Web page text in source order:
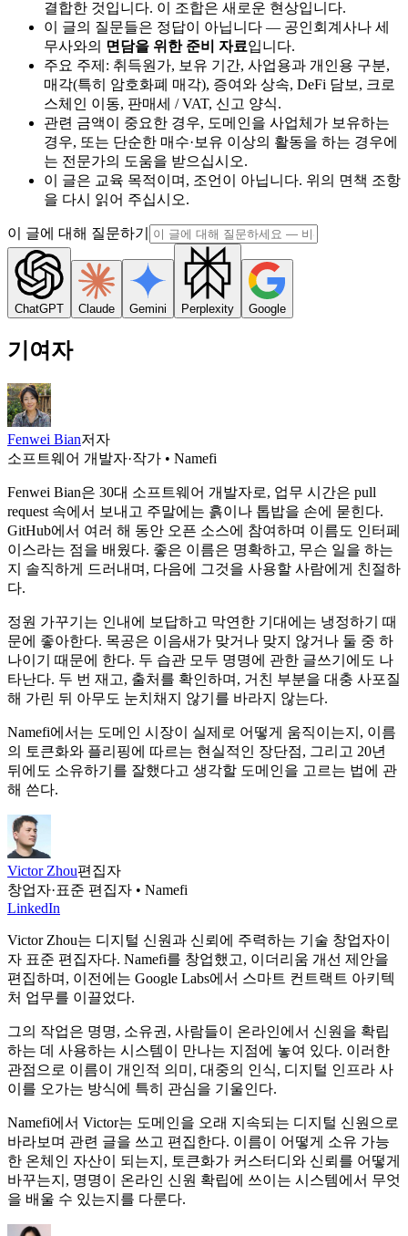
결합한 것입니다. 이 조합은 새로운 현상입니다.
이 글의 질문들은 정답이 아닙니다 — 공인회계사나 세
무사와의 면담을 위한 준비 자료입니다.
주요 주제: 취득원가, 보유 기간, 사업용과 개인용 구분,
매각(특히 암호화폐 매각), 증여와 상속, DeFi 담보, 크로
스체인 이동, 판매세 / VAT, 신고 양식.
관련 금액이 중요한 경우, 도메인을 사업체가 보유하는
경우, 또는 단순한 매수·보유 이상의 활동을 하는 경우에
는 전문가의 도움을 받으십시오.
이 글은 교육 목적이며, 조언이 아닙니다. 위의 면책 조항
을 다시 읽어 주십시오.
이 글에 대해 질문하기
ChatGPT Claude Gemini Perplexity Google
기여자
Fenwei Bian저자
소프트웨어 개발자·작가 • Namefi
Fenwei Bian은 30대 소프트웨어 개발자로, 업무 시간은 pull
request 속에서 보내고 주말에는 흙이나 톱밥을 손에 묻힌다.
GitHub에서 여러 해 동안 오픈 소스에 참여하며 이름도 인터페
이스라는 점을 배웠다. 좋은 이름은 명확하고, 무슨 일을 하는
지 솔직하게 드러내며, 다음에 그것을 사용할 사람에게 친절하
다.
정원 가꾸기는 인내에 보답하고 막연한 기대에는 냉정하기 때
문에 좋아한다. 목공은 이음새가 맞거나 맞지 않거나 둘 중 하
나이기 때문에 한다. 두 습관 모두 명명에 관한 글쓰기에도 나
타난다. 두 번 재고, 출처를 확인하며, 거친 부분을 대충 사포질
해 가린 뒤 아무도 눈치채지 않기를 바라지 않는다.
Namefi에서는 도메인 시장이 실제로 어떻게 움직이는지, 이름
의 토큰화와 플리핑에 따르는 현실적인 장단점, 그리고 20년
뒤에도 소유하기를 잘했다고 생각할 도메인을 고르는 법에 관
해 쓴다.
Victor Zhou편집자
창업자·표준 편집자 • Namefi
LinkedIn
Victor Zhou는 디지털 신원과 신뢰에 주력하는 기술 창업자이
자 표준 편집자다. Namefi를 창업했고, 이더리움 개선 제안을
편집하며, 이전에는 Google Labs에서 스마트 컨트랙트 아키텍
처 업무를 이끌었다.
그의 작업은 명명, 소유권, 사람들이 온라인에서 신원을 확립
하는 데 사용하는 시스템이 만나는 지점에 놓여 있다. 이러한
관점으로 이름이 개인적 의미, 대중의 인식, 디지털 인프라 사
이를 오가는 방식에 특히 관심을 기울인다.
Namefi에서 Victor는 도메인을 오래 지속되는 디지털 신원으로
바라보며 관련 글을 쓰고 편집한다. 이름이 어떻게 소유 가능
한 온체인 자산이 되는지, 토큰화가 커스터디와 신뢰를 어떻게
바꾸는지, 명명이 온라인 신원 확립에 쓰이는 시스템에서 무엇
을 배울 수 있는지를 다룬다.